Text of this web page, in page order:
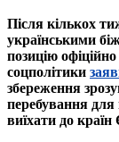
Після кількох
українськими
позицію
соцполітики
збереження
перебування для
виїхати до